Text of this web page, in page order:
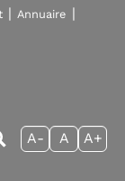
Annuaire
A- A A+